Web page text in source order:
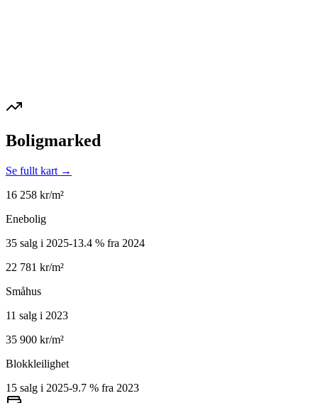
Boligmarked
Se fullt kart →
16 258 kr/m²
Enebolig
35 salg i 2025-13.4 % fra 2024
22 781 kr/m²
Småhus
11 salg i 2023
35 900 kr/m²
Blokkleilighet
15 salg i 2025-9.7 % fra 2023